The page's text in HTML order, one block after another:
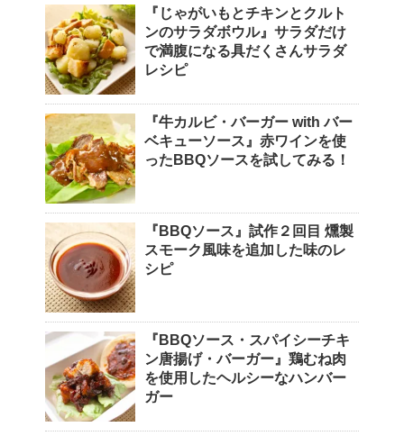
『じゃがいもとチキンとクルト
ンのサラダボウル』サラダだけ
で満腹になる具だくさんサラダ
レシピ
『牛カルビ・バーガー with バー
ベキューソース』赤ワインを使
ったBBQソースを試してみる！
『BBQソース』試作２回目 燻製
スモーク風味を追加した味のレ
シピ
『BBQソース・スパイシーチキ
ン唐揚げ・バーガー』鶏むね肉
を使用したヘルシーなハンバー
ガー